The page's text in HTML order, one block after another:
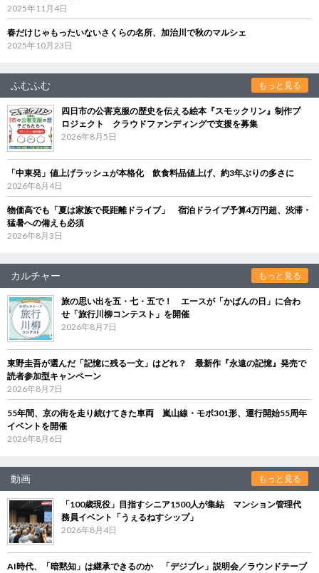
2025年11月4日
春だけじゃもったいないさくらの名所、加治川で秋のマルシェ
2025年10月23日
ふむふむ もっと見る
四日市の公害克服の歴史を伝える絵本『スモックリン』制作プ
ロジェクト クラウドファンディングで支援を募集
2026年8月5日
「中東発」値上げラッシュが本格化 飲食料品値上げ、約3年ぶりの多さに
2026年8月4日
物価高でも「夏は家族で長距離ドライブ」 宿泊ドライブ予算4万円超、渋滞・
猛暑への備えも必須
2026年8月3日
カルチャー もっと見る
旅の思い出を五・七・五で！ エースが「かばんの日」に合わ
せ「旅行川柳コンテスト」を開催
2026年8月7日
東野圭吾が選んだ「記憶に残る一文」はどれ？ 最新作『永遠の記憶』発売で
読者参加型キャンペーン
2026年8月7日
55年間、京の街を走り続けてきた車両 嵐山線・モボ301形、運行開始55周年
イベントを開催
2026年8月6日
動画 もっと見る
「100歳現役」目指すシニア1500人が集結 マンション管理代
務員イベント「うぇるねすシップ」
2026年8月4日
AI時代、「暗黙知」は継承できるのか 「デジブレ」説明会／ラウンドテーブ